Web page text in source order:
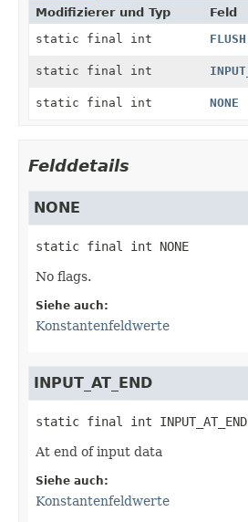
Modifizierer und Typ Feld
static final int
FLUSH
static final int
static final int NONE
Felddetails
NONE
static final int NONE
No flags.
Siehe auch:
Konstantenfeldwerte
INPUT_AT_END
static final int INPUT_AT_END
At end of input data
Siehe auch:
Konstantenfeldwerte